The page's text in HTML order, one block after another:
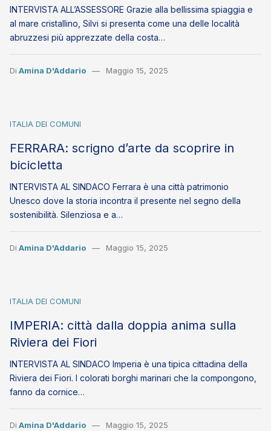
INTERVISTA ALL’ASSESSORE Grazie alla bellissima spiaggia e
al mare cristallino, Silvi si presenta come una delle località
abruzzesi più apprezzate della costa…
Di Amina D'Addario Maggio 15, 2025
ITALIA DEI COMUNI
FERRARA: scrigno d’arte da scoprire in
bicicletta
INTERVISTA AL SINDACO Ferrara è una città patrimonio
Unesco dove la storia incontra il presente nel segno della
sostenibilità. Silenziosa e a…
Di Amina D'Addario Maggio 15, 2025
ITALIA DEI COMUNI
IMPERIA: città dalla doppia anima sulla
Riviera dei Fiori
INTERVISTA AL SINDACO Imperia è una tipica cittadina della
Riviera dei Fiori. I colorati borghi marinari che la compongono,
fanno da cornice…
Di Amina D'Addario Maggio 15, 2025